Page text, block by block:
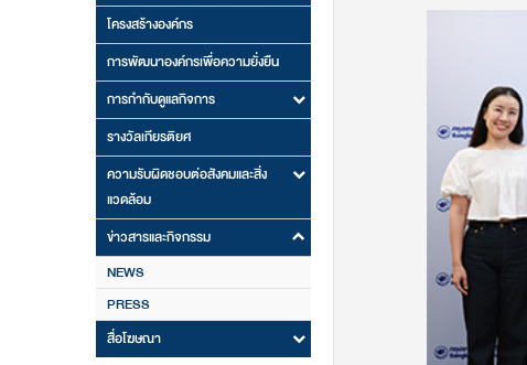
โครงสร้างองค์กร
การพัฒนาองค์กรเพื่อความยั่งยืน
การกำกับดูแลกิจการ
รางวัลเกียรติยศ
ความรับผิดชอบต่อสังคมและสิ่ง
แวดล้อม
ข่าวสารและกิจกรรม
NEWS
PRESS
สื่อโฆษณา